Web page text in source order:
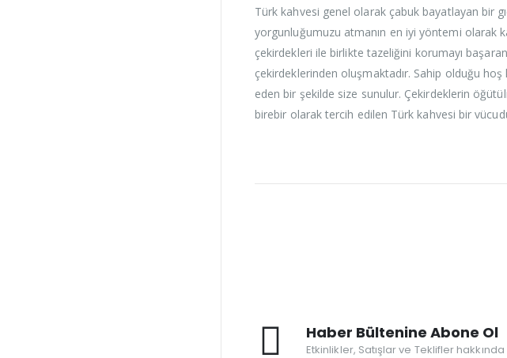
Türk kahvesi genel olarak çabuk bayatlayan bir
yorgunluğumuzu atmanın en iyi yöntemi olarak
çekirdekleri ile birlikte tazeliğini korumayı
çekirdeklerinden oluşmaktadır. Sahip olduğu
eden bir şekilde size sunulur. Çekirdeklerin
birebir olarak tercih edilen Türk kahvesi bir
Haber Bültenine Abone Ol
Etkinlikler, Satışlar ve Teklifler